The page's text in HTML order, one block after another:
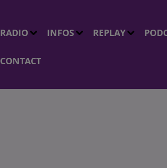
RADIO INFOS REPLAY
CONTACT